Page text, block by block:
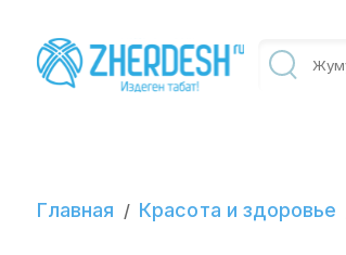
Главная / Красота и здоровье